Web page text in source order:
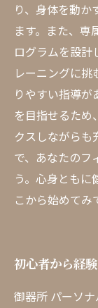
り、身体を動
ます。また、専
ログラムを設計
レーニングに
りやすい指導
を目指せるため
クスしながらも
で、あなたのフ
う。心身ともに
こから始めてみ
初心者から経
御器所 パーソ